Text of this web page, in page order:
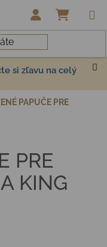
si zľavu na celý
PAPUČE PRE
PRE
KING